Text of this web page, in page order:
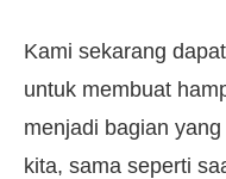
Kami sekarang
untuk membuat
menjadi bagian
kita, sama seperti